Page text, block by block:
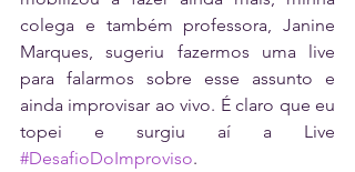
colega e também professora, Janine
Marques, sugeriu fazermos uma live
para falarmos sobre esse assunto e
ainda improvisar ao vivo. É claro que eu
#DesafioDoImproviso.